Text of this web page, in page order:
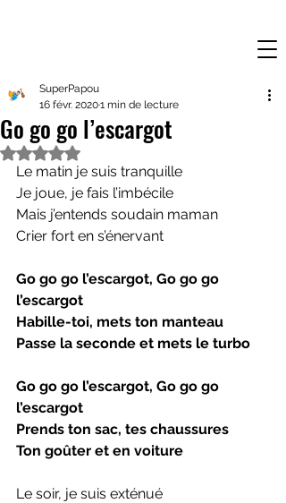
Go go go l’escargot
SuperPapou
16 févr. 20201 min de lecture
Noté NaN étoiles sur 5.
Le matin je suis tranquille
Je joue, je fais l’imbécile
Mais j’entends soudain maman
Crier fort en s’énervant
Go go go l’escargot, Go go go
l’escargot
Habille-toi, mets ton manteau
Passe la seconde et mets le turbo
Go go go l’escargot, Go go go
l’escargot
Prends ton sac, tes chaussures
Ton goûter et en voiture
Le soir, je suis exténué